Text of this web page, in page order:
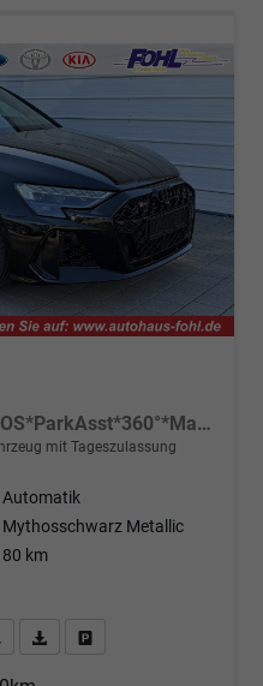
2.5l Quattro S tronic NAVI*SONOS*ParkAsst*360°*Matrix*AsstPak*Keyless*
mit Tageszulassung
Automatik
Mythosschwarz Metallic
80 km
Angebot anfordern
Fahrzeugexpose (PDF)
Fahrzeug parken